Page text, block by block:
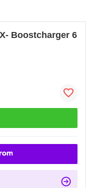
Boostcharger 6